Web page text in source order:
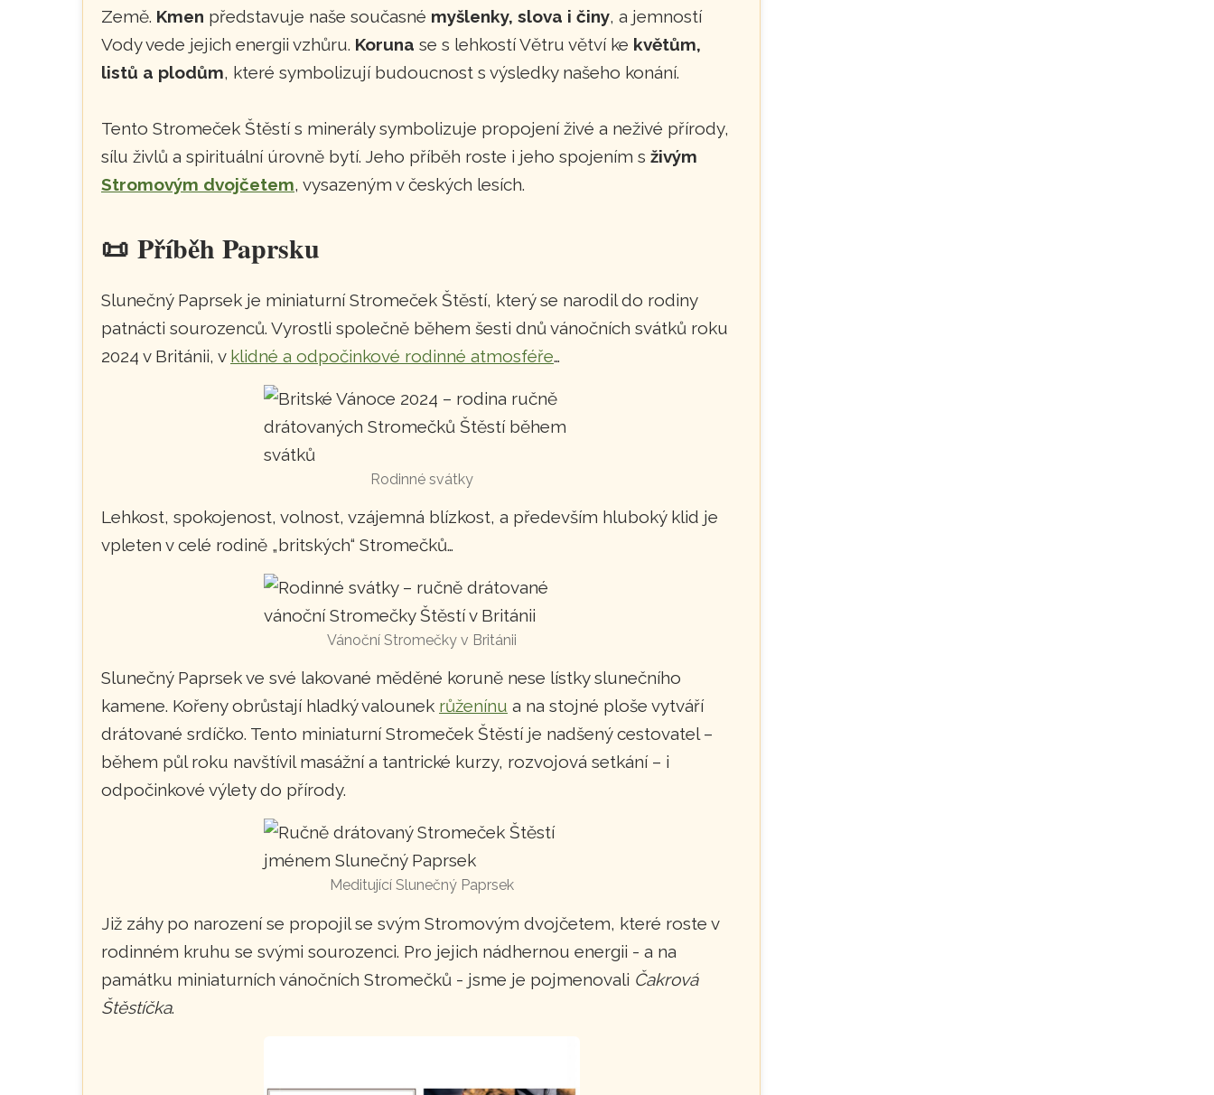
Země. Kmen představuje naše současné myšlenky, slova i činy, a jemností
Vody vede jejich energii vzhůru. Koruna se s lehkostí Větru větví ke květům,
listů a plodům, které symbolizují budoucnost s výsledky našeho konání.
Tento Stromeček Štěstí s minerály symbolizuje propojení živé a neživé přírody,
sílu živlů a spirituální úrovně bytí. Jeho příběh roste i jeho spojením s živým
Stromovým dvojčetem, vysazeným v českých lesích.
📜 Příběh Paprsku
Slunečný Paprsek je miniaturní Stromeček Štěstí, který se narodil do rodiny
patnácti sourozenců. Vyrostli společně během šesti dnů vánočních svátků roku
2024 v Británii, v klidné a odpočinkové rodinné atmosféře…
Rodinné svátky
Lehkost, spokojenost, volnost, vzájemná blízkost, a především hluboký klid je
vpleten v celé rodině „britských“ Stromečků…
Vánoční Stromečky v Británii
Slunečný Paprsek ve své lakované měděné koruně nese lístky slunečního
kamene. Kořeny obrůstají hladký valounek růženínu a na stojné ploše vytváří
drátované srdíčko. Tento miniaturní Stromeček Štěstí je nadšený cestovatel –
během půl roku navštívil masážní a tantrické kurzy, rozvojová setkání – i
odpočinkové výlety do přírody.
Meditující Slunečný Paprsek
Již záhy po narození se propojil se svým Stromovým dvojčetem, které roste v
rodinném kruhu se svými sourozenci. Pro jejich nádhernou energii - a na
památku miniaturních vánočních Stromečků - jsme je pojmenovali Čakrová
Štěstíčka.